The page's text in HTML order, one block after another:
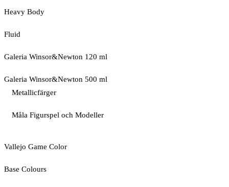
Heavy Body
Fluid
Galeria Winsor&Newton 120 ml
Galeria Winsor&Newton 500 ml
Metallicfärger
Måla Figurspel och Modeller
Vallejo Game Color
Base Colours